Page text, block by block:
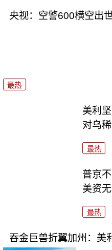
央视：空警600横空出
最热
美利
对乌
最热
普京
美资无
最热
吞金巨兽折翼加州：美